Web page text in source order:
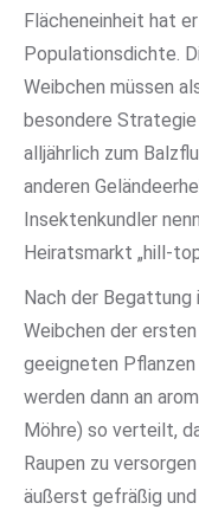
Flächeneinheit hat
Populationsdichte.
Weibchen müssen
besondere
alljährlich zum
anderen
Insektenkundler
Heiratsmarkt „hill-
Nach der Begattung
Weibchen der
geeigneten
werden dann an
Möhre) so verteilt,
Raupen zu
äußerst gefräßig